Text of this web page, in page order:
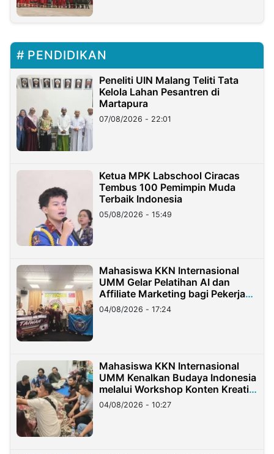
PENDIDIKAN
Peneliti UIN Malang Teliti Tata
Kelola Lahan Pesantren di
Martapura
07/08/2026 - 22:01
Ketua MPK Labschool Ciracas
Tembus 100 Pemimpin Muda
Terbaik Indonesia
05/08/2026 - 15:49
Mahasiswa KKN Internasional
UMM Gelar Pelatihan AI dan
Affiliate Marketing bagi Pekerja
Migran Indonesia di Taiwan
04/08/2026 - 17:24
Mahasiswa KKN Internasional
UMM Kenalkan Budaya Indonesia
melalui Workshop Konten Kreatif
di Taiwan
04/08/2026 - 10:27